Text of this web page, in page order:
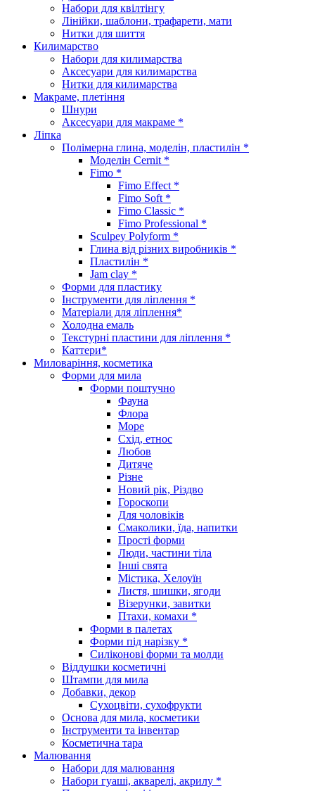
Набори для квілтінгу
Лінійки, шаблони, трафарети, мати
Нитки для шиття
Килимарство
Набори для килимарства
Аксесуари для килимарства
Нитки для килимарства
Макраме, плетіння
Шнури
Аксесуари для макраме *
Ліпка
Полімерна глина, моделін, пластилін *
Моделін Cernit *
Fimo *
Fimo Effect *
Fimo Soft *
Fimo Classic *
Fimo Professional *
Sculpey Polyform *
Глина від різних виробників *
Пластилін *
Jam clay *
Форми для пластику
Інструменти для ліплення *
Матеріали для ліплення*
Холодна емаль
Текстурні пластини для ліплення *
Каттери*
Миловаріння, косметика
Форми для мила
Форми поштучно
Фауна
Флора
Море
Схід, етнос
Любов
Дитяче
Різне
Новий рік, Різдво
Гороскопи
Для чоловіків
Смаколики, їда, напитки
Прості форми
Люди, частини тіла
Інші свята
Містика, Хелоуїн
Листя, шишки, ягоди
Візерунки, завитки
Птахи, комахи *
Форми в палетах
Форми під нарізку *
Силіконові форми та молди
Віддушки косметичні
Штампи для мила
Добавки, декор
Сухоцвіти, сухофрукти
Основа для мила, косметики
Інструменти та інвентар
Косметична тара
Малювання
Набори для малювання
Набори гуаші, акварелі, акрилу *